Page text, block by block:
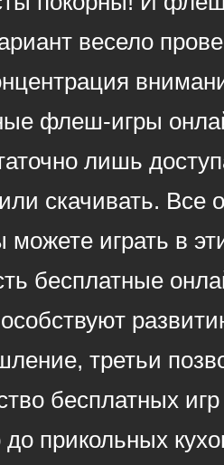
весело
флеш-игры
лишь
скачивать.
можете играть в
бесплатные
третьи
бесплатных
до прикольных